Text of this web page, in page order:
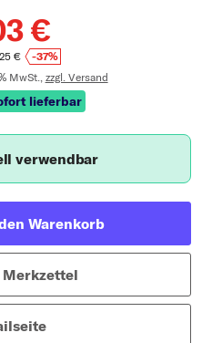
€
€
-37%
MwSt., zzgl. Versand
lieferbar
verwendbar
Warenkorb